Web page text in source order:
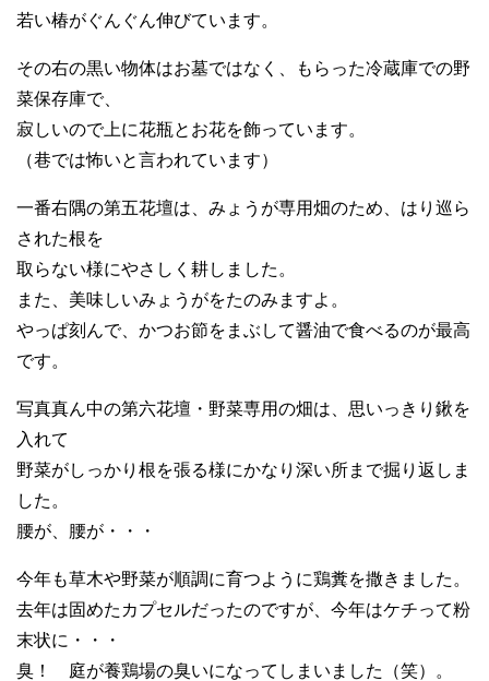
若い椿がぐんぐん伸びています。
その右の黒い物体はお墓ではなく、もらった冷蔵庫での野
菜保存庫で、
寂しいので上に花瓶とお花を飾っています。
（巷では怖いと言われています）
一番右隅の第五花壇は、みょうが専用畑のため、はり巡ら
された根を
取らない様にやさしく耕しました。
また、美味しいみょうがをたのみますよ。
やっぱ刻んで、かつお節をまぶして醤油で食べるのが最高
です。
写真真ん中の第六花壇・野菜専用の畑は、思いっきり鍬を
入れて
野菜がしっかり根を張る様にかなり深い所まで掘り返しま
した。
腰が、腰が・・・
今年も草木や野菜が順調に育つように鶏糞を撒きました。
去年は固めたカプセルだったのですが、今年はケチって粉
末状に・・・
臭！ 庭が養鶏場の臭いになってしまいました（笑）。